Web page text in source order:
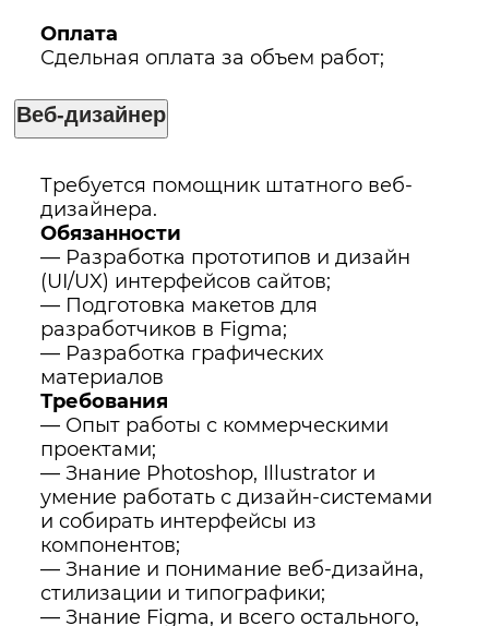
Оплата
Сдельная оплата за объем работ;
Веб-дизайнер
Требуется помощник штатного веб-
дизайнера.
Обязанности
— Разработка прототипов и дизайн
(UI/UX) интерфейсов сайтов;
— Подготовка макетов для
разработчиков в Figma;
— Разработка графических
материалов
Требования
— Опыт работы с коммерческими
проектами;
— Знaниe Photoshoр, Illustrаtоr и
умeниe рaбoтaть с дизaйн-cиcтeмами
и coбирaть интеpфейcы из
компонeнтов;
— Знание и понимание веб-дизайна,
стилизации и типографики;
— Знание Figma, и всего остального,